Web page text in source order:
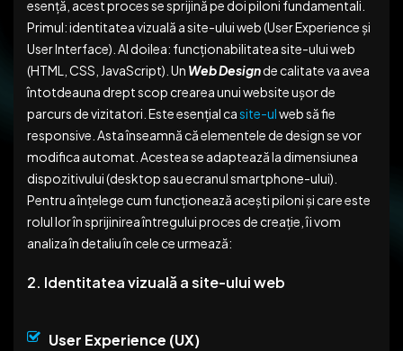
esență, acest proces se sprijină pe doi piloni fundamentali.
Primul: identitatea vizuală a site-ului web (User Experience și
User Interface). Al doilea: funcționabilitatea site-ului web
(HTML, CSS, JavaScript). Un Web Designde calitate va avea
întotdeauna drept scop crearea unui website ușor de
parcurs de vizitatori. Este esențial casite-ulweb să fie
responsive. Asta înseamnă că elementele de design se vor
modifica automat. Acestea se adaptează la dimensiunea
dispozitivului (desktop sau ecranul smartphone-ului).
Pentru a înțelege cum funcționează acești piloni și care este
rolul lor în sprijinirea întregului proces de creație, îi vom
analiza în detaliu în cele ce urmează:
2. Identitatea vizuală a site-ului web
User Experience (UX)